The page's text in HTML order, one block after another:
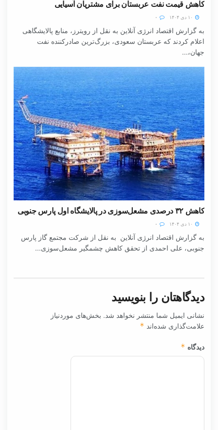
کاهش قیمت نفت عربستان برای مشتریان آسیایی
به گزارش اقتصاد انرژی آنلاین به نقل از رویترز، منابع پالایشگاهی
اعلام کردند که عربستان سعودی، بزرگ‌ترین صادرکننده نفت
جهان،...
کاهش ۳۲ درصدی مشعل‌سوزی در پالایشگاه اول پارس جنوبی
به گزارش اقتصاد انرژی آنلاین به نقل از شرکت مجتمع گاز پارس
جنوبی، علی احمدی از تحقق کاهش چشمگیر مشعل‌سوزی...
دیدگاهتان را بنویسید
نشانی ایمیل شما منتشر نخواهد شد. بخش‌های موردنیاز
علامت‌گذاری شده‌اند *
دیدگاه *